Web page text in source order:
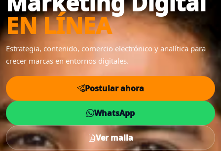
EN LÍNEA
Estrategia, contenido, comercio electrónico y analítica para
crecer marcas en entornos digitales.
Postular ahora
WhatsApp
Ver malla